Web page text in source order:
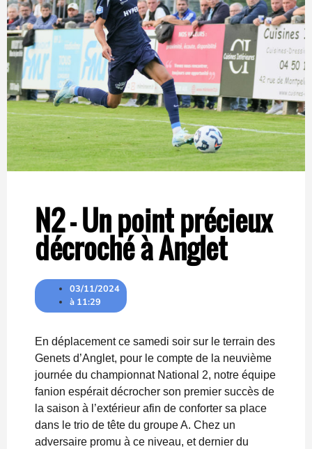
N2 – Un point précieux
décroché à Anglet
03/11/2024
à 11:29
En déplacement ce samedi soir sur le terrain des
Genets d’Anglet, pour le compte de la neuvième
journée du championnat National 2, notre équipe
fanion espérait décrocher son premier succès de
la saison à l’extérieur afin de conforter sa place
dans le trio de tête du groupe A. Chez un
adversaire promu à ce niveau, et dernier du